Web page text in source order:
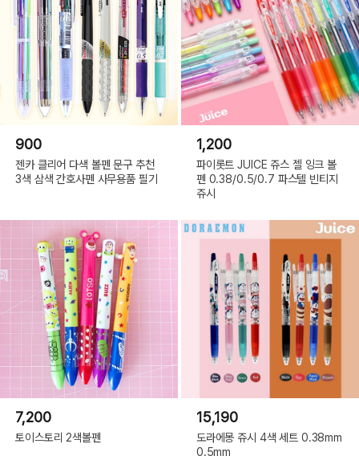
900
젠카 클리어 다색 볼펜 문구 추천
3색 삼색 간호사펜 사무용품 필기
1,200
파이롯트 JUICE 쥬스 젤 잉크 볼
펜 0.38/0.5/0.7 파스텔 빈티지
쥬시
7,200
토이스토리 2색볼펜
15,190
도라에몽 쥬시 4색 세트 0.38mm
0.5mm